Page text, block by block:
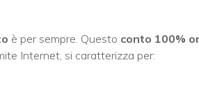
è per sempre. Questo conto 100%
Internet, si caratterizza per: